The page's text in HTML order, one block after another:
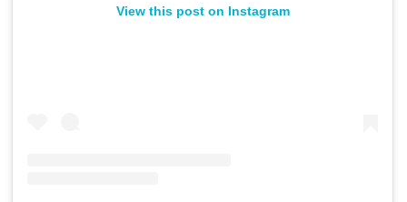
View this post on Instagram